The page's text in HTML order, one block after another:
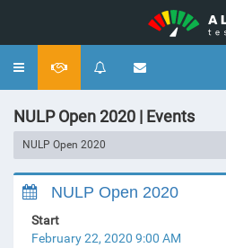
Toggle
NULP Open 2020 | Events
NULP Open 2020
NULP Open 2020
Start
February 22, 2020 9:00 AM